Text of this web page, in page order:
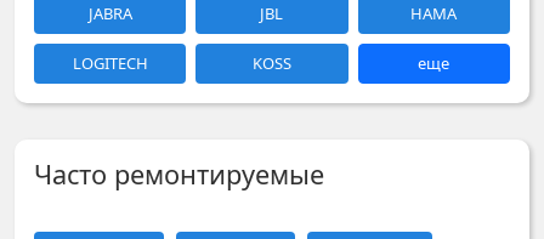
JABRA JBL HAMA
LOGITECH KOSS еще
Часто ремонтируемые